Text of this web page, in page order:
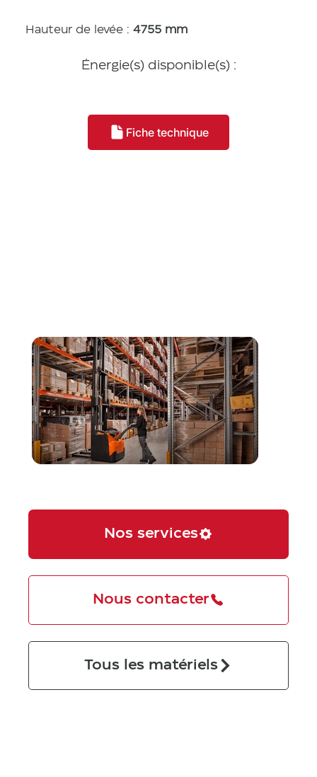
Hauteur de levée : 4755 mm
Énergie(s) disponible(s) :
Fiche technique
Nos services
Nous contacter
Tous les matériels